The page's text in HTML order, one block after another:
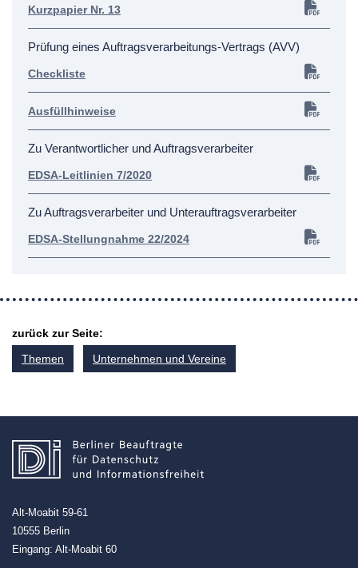
Kurzpapier Nr. 13
Prüfung eines Auftragsverarbeitungs-Vertrags (AVV)
Checkliste
Ausfüllhinweise
Zu Verantwortlicher und Auftragsverarbeiter
EDSA-Leitlinien 7/2020
Zu Auftragsverarbeiter und Unterauftragsverarbeiter
EDSA-Stellungnahme 22/2024
zurück zur Seite:
Themen
Unternehmen und Vereine
Alt-Moabit 59-61
10555 Berlin
Eingang: Alt-Moabit 60